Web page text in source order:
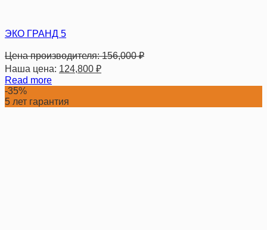
ЭКО ГРАНД 5
Цена производителя:156,000₽
Наша цена: 124,800 ₽
Read more
-35%
5 лет гарантия